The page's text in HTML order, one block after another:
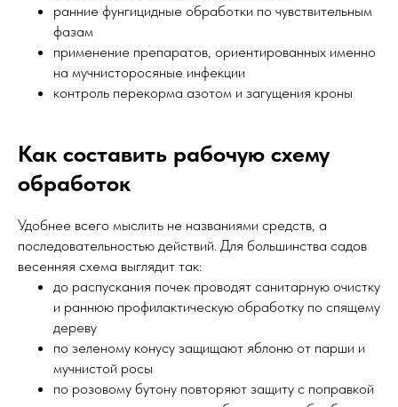
ранние фунгицидные обработки по чувствительным
фазам
применение препаратов, ориентированных именно
на мучнисторосяные инфекции
контроль перекорма азотом и загущения кроны
Как составить рабочую схему
обработок
Удобнее всего мыслить не названиями средств, а
последовательностью действий. Для большинства садов
весенняя схема выглядит так:
до распускания почек проводят санитарную очистку
и раннюю профилактическую обработку по спящему
дереву
по зеленому конусу защищают яблоню от парши и
мучнистой росы
по розовому бутону повторяют защиту с поправкой